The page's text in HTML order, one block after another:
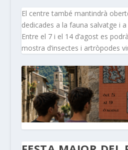
El centre també mantindrà
dedicades a la fauna salvatge i
Entre el 7 i el 14 d’agost es
mostra d’insectes i artròpodes